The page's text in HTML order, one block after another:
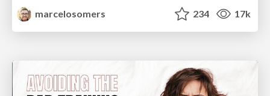
marcelosomers
234 17k